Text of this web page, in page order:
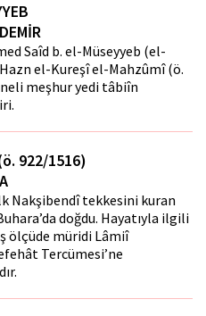
Saîd b. el-Müseyyeb (el-
el-Kureşî el-Mahzûmî (ö.
meşhur yedi tâbiîn
922/1516)
Nakşibendî tekkesini kuran
doğdu. Hayatıyla ilgili
ölçüde müridi Lâmiî
Tercümesi’ne